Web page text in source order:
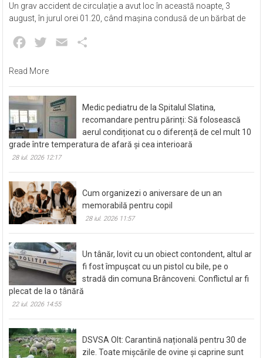
Un grav accident de circulație a avut loc în această noapte, 3
august, în jurul orei 01.20, când mașina condusă de un bărbat de
Facebook
Twitter Email
Read More
Medic pediatru de la Spitalul Slatina,
recomandare pentru părinți: Să folosească
aerul condiționat cu o diferență de cel mult 10
grade între temperatura de afară și cea interioară
28 iul. 2026 12:17
Cum organizezi o aniversare de un an
memorabilă pentru copil
28 iul. 2026 11:57
Un tânăr, lovit cu un obiect contondent, altul ar
fi fost împușcat cu un pistol cu bile, pe o
stradă din comuna Brâncoveni. Conflictul ar fi
plecat de la o tânără
22 iul. 2026 14:55
DSVSA Olt: Carantină națională pentru 30 de
zile. Toate mișcările de ovine și caprine sunt